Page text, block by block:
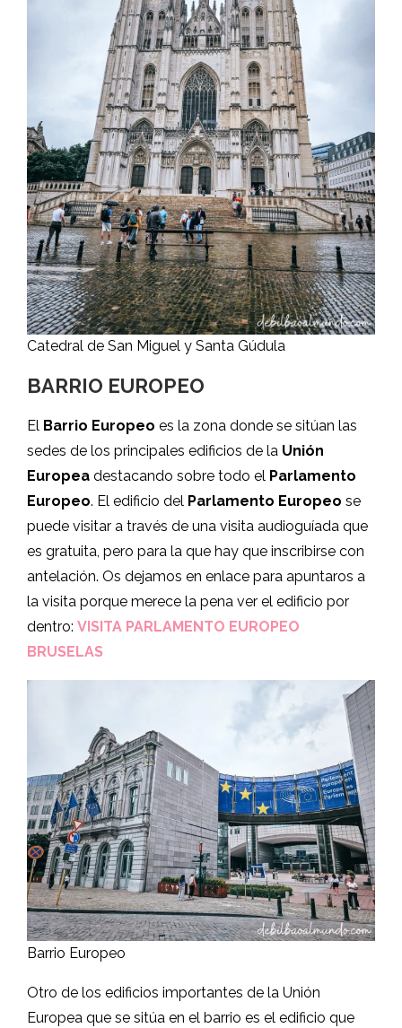
Catedral de San Miguel y Santa Gúdula
BARRIO EUROPEO
El Barrio Europeo es la zona donde se sitúan las
sedes de los principales edificios de la Unión
Europea destacando sobre todo el Parlamento
Europeo. El edificio del Parlamento Europeo se
puede visitar a través de una visita audioguíada que
es gratuita, pero para la que hay que inscribirse con
antelación. Os dejamos en enlace para apuntaros a
la visita porque merece la pena ver el edificio por
dentro: VISITA PARLAMENTO EUROPEO
BRUSELAS
Barrio Europeo
Otro de los edificios importantes de la Unión
Europea que se sitúa en el barrio es el edificio que